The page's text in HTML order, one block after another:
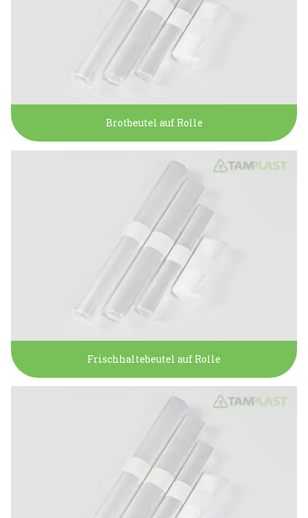
Brotbeutel auf Rolle
Frischhaltebeutel auf Rolle